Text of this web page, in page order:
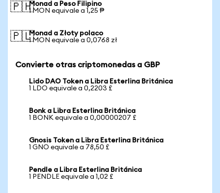
🇵🇭Monad a Peso Filipino
1 MON equivale a 1,25 ₱
🇵🇱Monad a Złoty polaco
1 MON equivale a 0,0768 zł
Convierte otras criptomonedas a GBP
Lido DAO Token a Libra Esterlina Británica
1 LDO equivale a 0,2203 £
Bonk a Libra Esterlina Británica
1 BONK equivale a 0,00000207 £
Gnosis Token a Libra Esterlina Británica
1 GNO equivale a 78,50 £
Pendle a Libra Esterlina Británica
1 PENDLE equivale a 1,02 £